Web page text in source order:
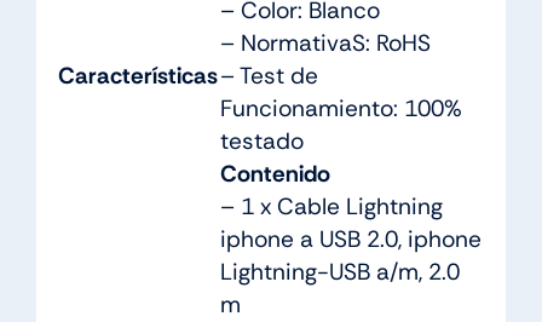
Características
– Color: Blanco
– NormativaS: RoHS
– Test de
Funcionamiento: 100%
testado
Contenido
– 1 x Cable Lightning
iphone a USB 2.0, iphone
Lightning-USB a/m, 2.0
m